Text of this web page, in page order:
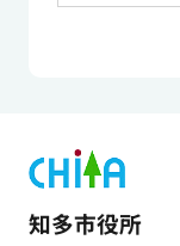
知多市役所